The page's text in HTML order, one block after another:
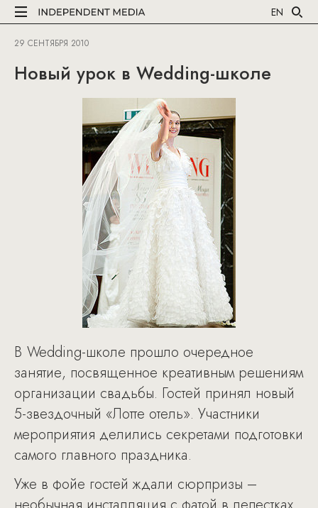
EN
29 СЕНТЯБРЯ 2010
Новый урок в Wedding-школе
В Wedding-школе прошло очередное
занятие, посвященное креативным решениям
организации свадьбы. Гостей принял новый
5-звездочный «Лотте отель». Участники
мероприятия делились секретами подготовки
самого главного праздника.
Уже в фойе гостей ждали сюрпризы –